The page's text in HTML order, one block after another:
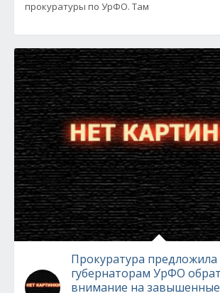
прокуратуры по УрФО. Там
Прокуратура предложила
губернаторам УрФО
внимание на